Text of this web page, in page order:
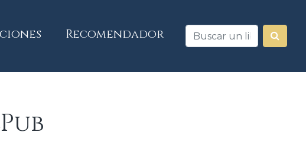
Recomendador